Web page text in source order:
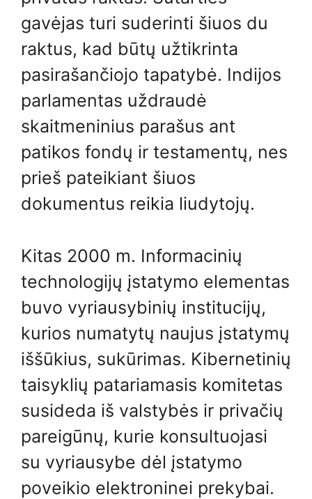
gavėjas turi suderinti šiuos du
raktus, kad būtų užtikrinta
pasirašančiojo tapatybė. Indijos
parlamentas uždraudė
skaitmeninius parašus ant
patikos fondų ir testamentų, nes
prieš pateikiant šiuos
dokumentus reikia liudytojų.
Kitas 2000 m. Informacinių
technologijų įstatymo elementas
buvo vyriausybinių institucijų,
kurios numatytų naujus įstatymų
iššūkius, sukūrimas. Kibernetinių
taisyklių patariamasis komitetas
susideda iš valstybės ir privačių
pareigūnų, kurie konsultuojasi
su vyriausybe dėl įstatymo
poveikio elektroninei prekybai.